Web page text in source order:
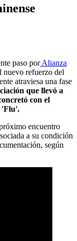
paso porAlianza
nuevo refuerzo del
atraviesa una fase
que llevó a
con el
'Flu'.
encuentro
a su condición
según